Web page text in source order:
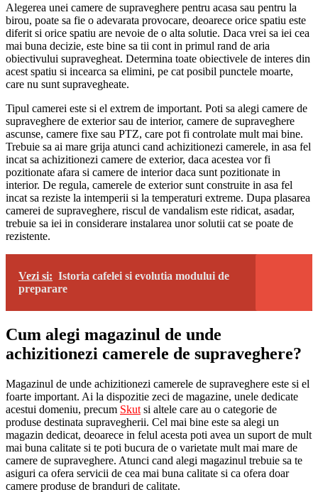
Alegerea unei camere de supraveghere pentru acasa sau pentru la
birou, poate sa fie o adevarata provocare, deoarece orice spatiu este
diferit si orice spatiu are nevoie de o alta solutie. Daca vrei sa iei cea
mai buna decizie, este bine sa tii cont in primul rand de aria
obiectivului supravegheat. Determina toate obiectivele de interes din
acest spatiu si incearca sa elimini, pe cat posibil punctele moarte,
care nu sunt supravegheate.
Tipul camerei este si el extrem de important. Poti sa alegi camere de
supraveghere de exterior sau de interior, camere de supraveghere
ascunse, camere fixe sau PTZ, care pot fi controlate mult mai bine.
Trebuie sa ai mare grija atunci cand achizitionezi camerele, in asa fel
incat sa achizitionezi camere de exterior, daca acestea vor fi
pozitionate afara si camere de interior daca sunt pozitionate in
interior. De regula, camerele de exterior sunt construite in asa fel
incat sa reziste la intemperii si la temperaturi extreme. Dupa plasarea
camerei de supraveghere, riscul de vandalism este ridicat, asadar,
trebuie sa iei in considerare instalarea unor solutii cat se poate de
rezistente.
Vezi si: Istoria cafelei si evolutia modului de
preparare
Cum alegi magazinul de unde
achizitionezi camerele de supraveghere?
Magazinul de unde achizitionezi camerele de supraveghere este si el
foarte important. Ai la dispozitie zeci de magazine, unele dedicate
acestui domeniu, precum Skut si altele care au o categorie de
produse destinata supravegherii. Cel mai bine este sa alegi un
magazin dedicat, deoarece in felul acesta poti avea un suport de mult
mai buna calitate si te poti bucura de o varietate mult mai mare de
camere de supraveghere. Atunci cand alegi magazinul trebuie sa te
asiguri ca ofera servicii de cea mai buna calitate si ca ofera doar
camere produse de branduri de calitate.